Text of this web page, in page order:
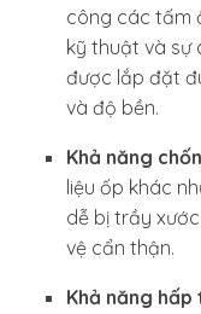
công các tấm
kỹ thuật và sự
được lắp đặt
và độ bền.
Khả năng
liệu ốp khác
dễ bị trầy
vệ cẩn thận.
Khả năng